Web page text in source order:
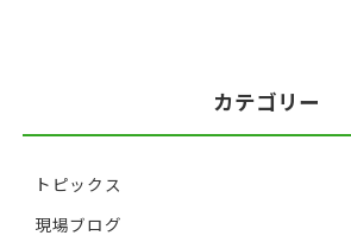
カテゴリー
トピックス
現場ブログ